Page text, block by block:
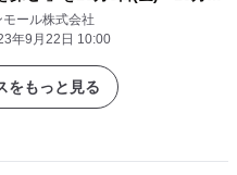
に開催！
モール株式会社
年9月22日 10:00
をもっと見る